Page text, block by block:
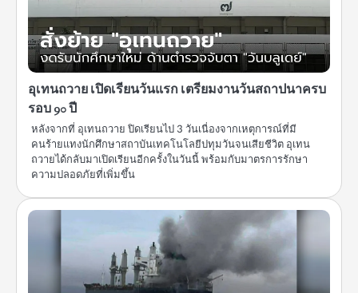
อุเทนถวาย เปิดเรียนวันแรก เตรียมงานวันสถาปนาครบ
รอบ 90 ปี
หลังจากที่ อุเทนถวาย ปิดเรียนไป 3 วันเนื่องจากเหตุการณ์ที่มี
คนร้ายแทงนักศึกษาสถาบันเทคโนโลยีปทุมวันจนเสียชีวิต อุเทน
ถวายได้กลับมาเปิดเรียนอีกครั้งในวันนี้ พร้อมกับมาตรการรักษา
ความปลอดภัยที่เพิ่มขึ้น